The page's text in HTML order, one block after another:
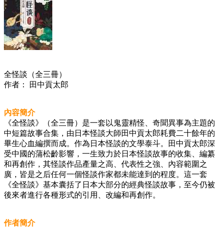
全怪談（全三冊）
作者： 田中貢太郎
內容簡介
《全怪談》（全三冊）是一套以鬼靈精怪、奇聞異事為主題的
中短篇故事合集，由日本怪談大師田中貢太郎耗費二十餘年的
畢生心血編撰而成。作為日本怪談的文學泰斗。田中貢太郎深
受中國的蒲松齡影響，一生致力於日本怪談故事的收集、編纂
和再創作，其怪談作品產量之高、代表性之強、內容範圍之
廣，皆是之后任何一個怪談作家都未能達到的程度。這一套
《全怪談》基本囊括了日本大部分的經典怪談故事，至今仍被
後來者進行各種形式的引用、改編和再創作。
作者簡介